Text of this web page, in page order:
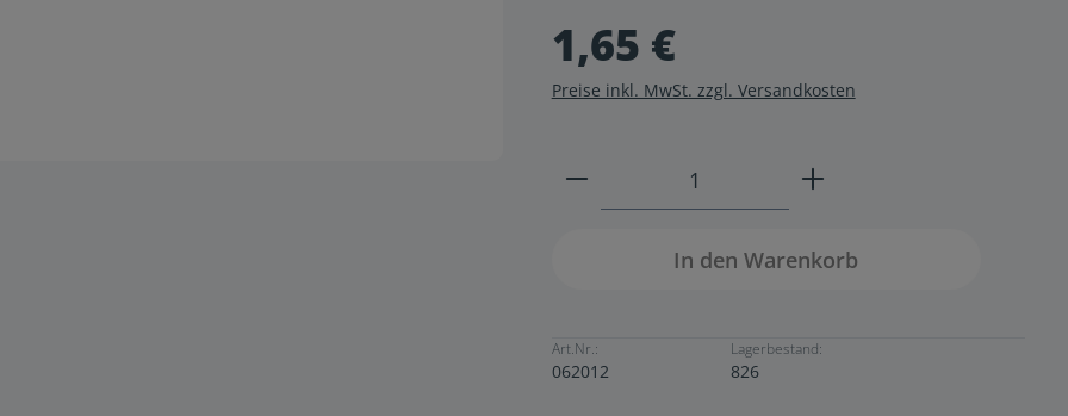
1,65 €
Preise inkl. MwSt. zzgl. Versandkosten
Produkt Anzahl: Gib den
In den Warenkorb
Art.Nr.:
062012
Lagerbestand:
826